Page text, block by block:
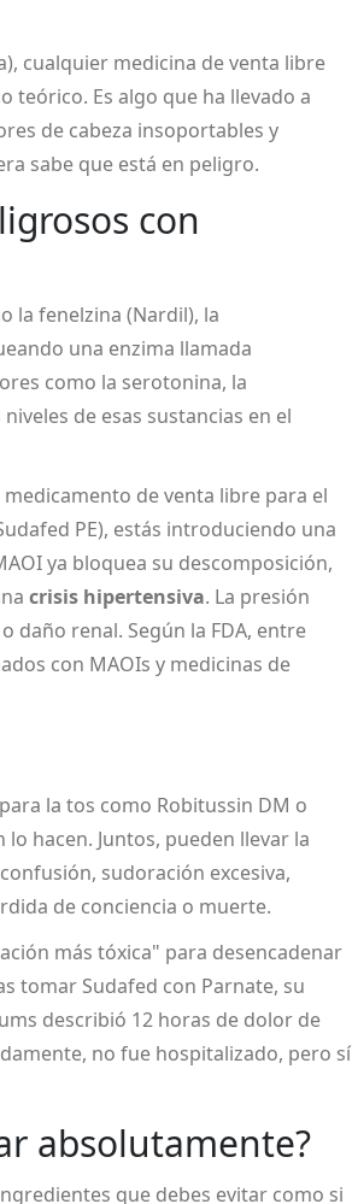
, cualquier medicina de venta libre
teórico. Es algo que ha llevado a
de cabeza insoportables y
sabe que está en peligro.
con
la fenelzina (Nardil), la
una enzima llamada
como la serotonina, la
de esas sustancias en el
de venta libre para el
PE), estás introduciendo una
ya bloquea su descomposición,
crisis hipertensiva. La presión
renal. Según la FDA, entre
con MAOIs y medicinas de
la tos como Robitussin DM o
hacen. Juntos, pueden llevar la
sudoración excesiva,
de conciencia o muerte.
más tóxica" para desencadenar
tomar Sudafed con Parnate, su
describió 12 horas de dolor de
no fue hospitalizado, pero sí
absolutamente?
que debes evitar como si